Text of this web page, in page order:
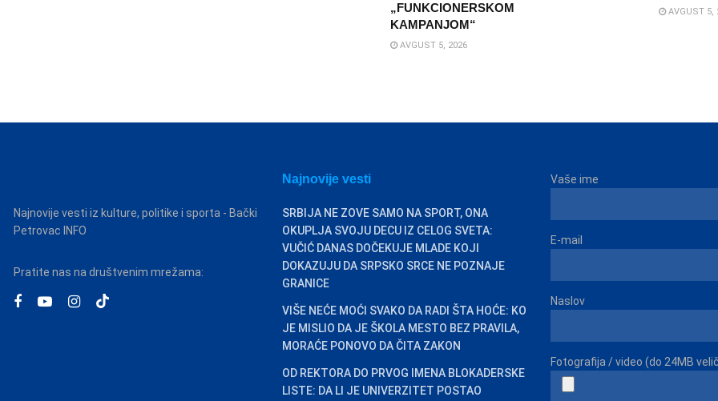
„FUNKCIONERSKOM
KAMPANJOM“
AVGUST 5, 2026
AVGUST 5,
Najnovije vesti iz kulture, politike i sporta - Bački
Petrovac INFO
Pratite nas na društvenim mrežama:
Najnovije vesti
SRBIJA NE ZOVE SAMO NA SPORT, ONA
OKUPLJA SVOJU DECU IZ CELOG SVETA:
VUČIĆ DANAS DOČEKUJE MLADE KOJI
DOKAZUJU DA SRPSKO SRCE NE POZNAJE
GRANICE
VIŠE NEĆE MOĆI SVAKO DA RADI ŠTA HOĆE: KO
JE MISLIO DA JE ŠKOLA MESTO BEZ PRAVILA,
MORAĆE PONOVO DA ČITA ZAKON
OD REKTORA DO PRVOG IMENA BLOKADERSKE
LISTE: DA LI JE UNIVERZITET POSTAO
Vaše ime
E-mail
Naslov
Fotografija / video (do 24MB